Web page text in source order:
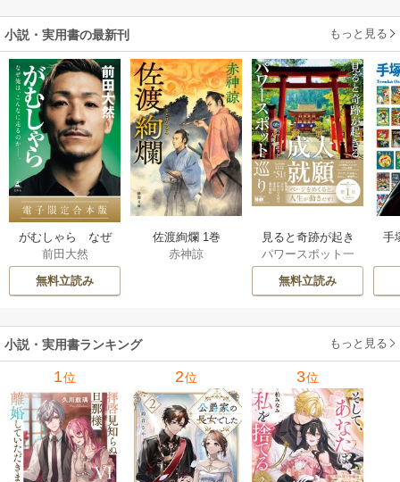
小説・実用書の最新刊 もっと見る
がむしゃら なぜ
俺は、こんなに走
るのか——。【電
子限定合本版】 1巻
前田大然
無料立読み
佐渡絢爛 1巻
赤神諒
見ると奇跡が起き
る 大願成就パワー
スポット巡り 1巻
パワースポット一
人旅
無料立読み
手
小説・実用書ランキング もっと見る
1位 2位 3位